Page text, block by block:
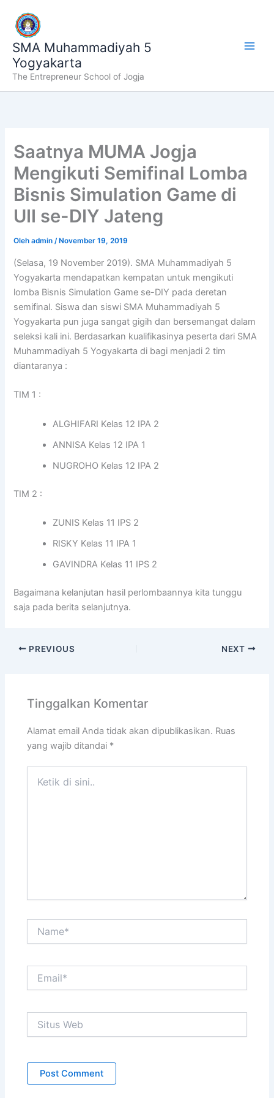
konten
SMA Muhammadiyah 5
Yogyakarta
The Entrepreneur School of Jogja
Saatnya MUMA Jogja
Mengikuti Semifinal Lomba
Bisnis Simulation Game di
UII se-DIY Jateng
Olehadmin/ November 19, 2019
(Selasa, 19 November 2019). SMA Muhammadiyah 5
Yogyakarta mendapatkan kempatan untuk mengikuti
lomba Bisnis Simulation Game se-DIY pada deretan
semifinal. Siswa dan siswi SMA Muhammadiyah 5
Yogyakarta pun juga sangat gigih dan bersemangat dalam
seleksi kali ini. Berdasarkan kualifikasinya peserta dari SMA
Muhammadiyah 5 Yogyakarta di bagi menjadi 2 tim
diantaranya :
TIM 1 :
ALGHIFARI Kelas 12 IPA 2
ANNISA Kelas 12 IPA 1
NUGROHO Kelas 12 IPA 2
TIM 2 :
ZUNIS Kelas 11 IPS 2
RISKY Kelas 11 IPA 1
GAVINDRA Kelas 11 IPS 2
Bagaimana kelanjutan hasil perlombaannya kita tunggu
saja pada berita selanjutnya.
PREVIOUS NEXT
Tinggalkan Komentar
Alamat email Anda tidak akan dipublikasikan. Ruas
yang wajib ditandai *
Web